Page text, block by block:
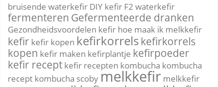
bruisende waterkefir DIY kefir F2 waterkefir
fermenteren Gefermenteerde dranken
Gezondheidsvoordelen kefir hoe maak ik melkkefir
kefir kefir kopen kefirkorrelskefirkorrels
kopen kefir maken kefirplantje kefirpoeder
kefir recept kefir recepten kombucha kombucha
recept kombucha scoby melkkefir melkkefir